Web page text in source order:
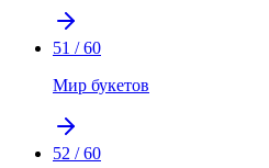
51 /60
Мир букетов
52 /60